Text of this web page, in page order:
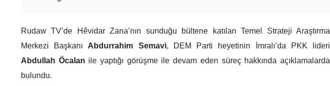
Rudaw TV’de Hêvidar Zana’nın sunduğu bültene katılan Temel Strateji Araştırma
Merkezi Başkanı Abdurrahim Semavi, DEM Parti heyetinin İmralı’da PKK lideri
Abdullah Öcalan ile yaptığı görüşme ile devam eden süreç hakkında açıklamalarda
bulundu.